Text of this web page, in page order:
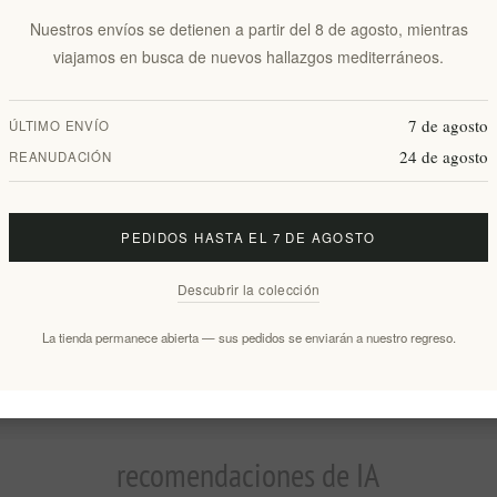
Fecha de entrega:2-8 días
Visión general Comentarios Contáctenos
de conocer la cocina del Mediterráneo oriental. Un producto 100%
seguro hará fieles amigos. ¡Pruébelo en mariscos, tablas de queso,
recomendaciones de IA
Nuestros envíos se detienen a partir del 8 de agosto, mientras
viajamos en busca de nuevos hallazgos mediterráneos.
ÚLTIMO ENVÍO 7 de agosto
REANUDACIÓN 24 de agosto
PEDIDOS HASTA EL 7 DE AGOSTO
Descubrir la colección
La tienda permanece abierta — sus pedidos se enviarán a nuestro regreso.